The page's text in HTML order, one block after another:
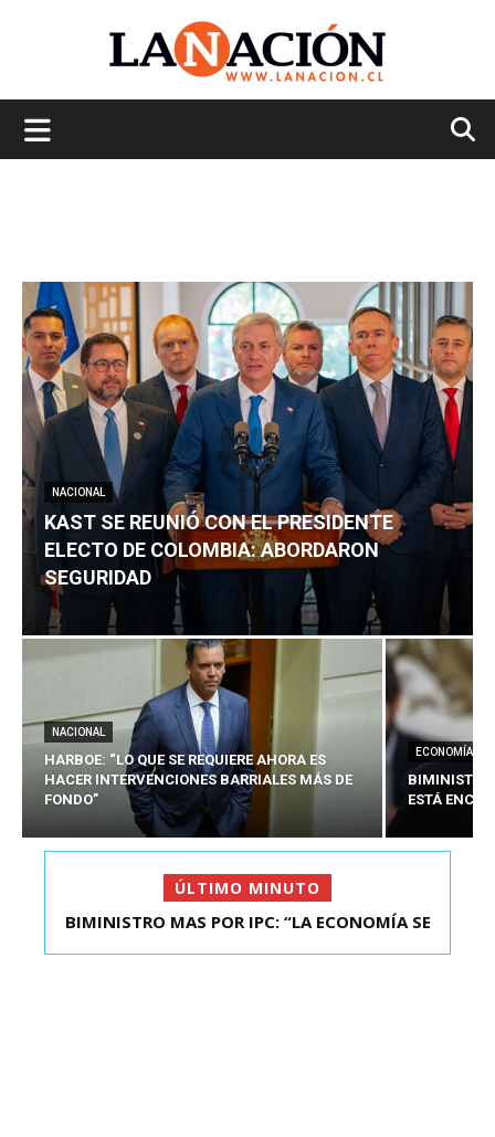
NACIONAL
KAST SE REUNIÓ CON EL PRESIDENTE
ELECTO DE COLOMBIA: ABORDARON
SEGURIDAD
NACIONAL
HARBOE: “LO QUE SE REQUIERE AHORA ES
HACER INTERVENCIONES BARRIALES MÁS DE
FONDO”
ECONOMÍA
BIMINISTRO
ESTÁ
ÚLTIMO MINUTO
KAST SE REUNIÓ CON EL PRESIDENTE ELECTO DE
BIMINISTRO MAS POR IPC: “LA ECONOMÍA SE